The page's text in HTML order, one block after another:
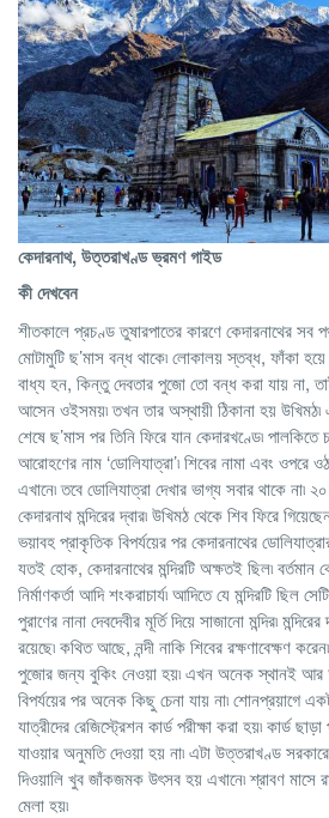
কেদারনাথ, উত্তরাখণ্ড ভ্রমণ গাইড
কী দেখবেন
শীতকালে প্রচণ্ড তুষারপাতের কারণে কেদারনাথের সব
মোটামুটি ছ’মাস বন্ধ থাকে৷ লোকালয় স্তব্ধ, ফাঁকা
বাধ্য হন, কিন্তু দেবতার পুজো তো বন্ধ করা যায় না,
আসেন ওইসময়৷ তখন তার অস্থায়ী ঠিকানা হয় উখিমঠ৷
শেষে ছ’মাস পর তিনি ফিরে যান কেদারখণ্ডে৷
আরোহণের নাম ‘ডোলিযাত্রা’৷ শিবের নামা এবং ওপরে
এখানে৷ তবে ডোলিযাত্রা দেখার ভাগ্য সবার থাকে না৷
কেদারনাথ মন্দিরের দ্বার৷ উখিমঠ থেকে শিব ফিরে
ভয়াবহ প্রাকৃতিক বিপর্যয়ের পর কেদারনাথের
যতই হোক, কেদারনাথের মন্দিরটি অক্ষতই ছিল৷ বর্তমান
নির্মাণকর্তা আদি শংকরাচার্য৷ আদিতে যে মন্দিরটি ছিল
পুরাণের নানা দেবদেবীর মূর্তি দিয়ে সাজানো মন্দির৷
রয়েছে৷ কথিত আছে, নন্দী নাকি শিবের রক্ষণাবেক্ষণ
পুজোর জন্য বুকিং নেওয়া হয়৷ এখন অনেক স্থানই আর
বিপর্যয়ের পর অনেক কিছু চেনা যায় না৷ শোনপ্রয়াগে
যাত্রীদের রেজিস্ট্রেশন কার্ড পরীক্ষা করা হয়৷ কার্ড ছাড়া
যাওয়ার অনুমতি দেওয়া হয় না৷ এটা উত্তরাখণ্ড
দিওয়ালি খুব জাঁকজমক উৎসব হয় এখানে৷ শ্রাবণ মাসে
মেলা হয়৷